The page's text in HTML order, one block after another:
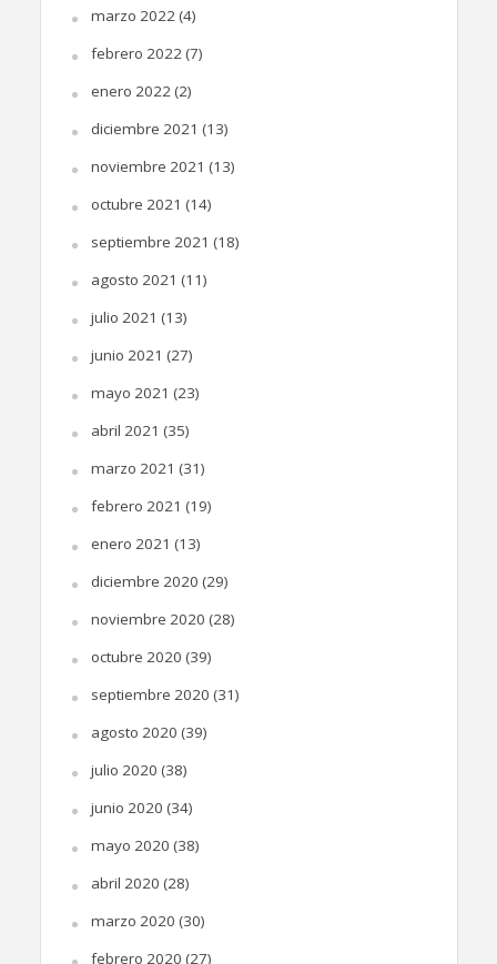
marzo 2022(4)
febrero 2022(7)
enero 2022(2)
diciembre 2021 (13)
noviembre 2021 (13)
octubre 2021 (14)
septiembre 2021 (18)
agosto 2021 (11)
julio 2021 (13)
junio 2021 (27)
mayo 2021 (23)
abril 2021 (35)
marzo 2021 (31)
febrero 2021 (19)
enero 2021 (13)
diciembre 2020 (29)
noviembre 2020 (28)
octubre 2020 (39)
septiembre 2020 (31)
agosto 2020 (39)
julio 2020 (38)
junio 2020 (34)
mayo 2020 (38)
abril 2020 (28)
marzo 2020 (30)
febrero 2020 (27)